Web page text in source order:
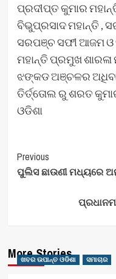
ପ୍ରଦୀପ୍ତ କୁମାର
ବିଭୁପ୍ରସାଦ ମହାନ୍ତି ,
ସରପଞ୍ଚ ସଫୀ ଆଜମ ଓ
ମହାନ୍ତି ପ୍ରମୁଖ
ଝଙ୍କଡ ଅଞ୍ଚଳର
ତିର୍ତ୍ତୋଲ ରୁ ଶରତ
ଓଡିଶା
Post
Navigation
Previous
ପୁଲିସ ଛାଉଣୀ ମଧ୍ୟରେ
More Stories
ଖବର ଉପାନ୍ତ ଓଡିଶା ସମାଚାର